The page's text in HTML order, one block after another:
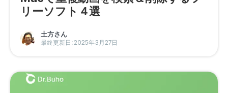
リーソフト４選
土方さん
最終更新日: 2025年3月27日